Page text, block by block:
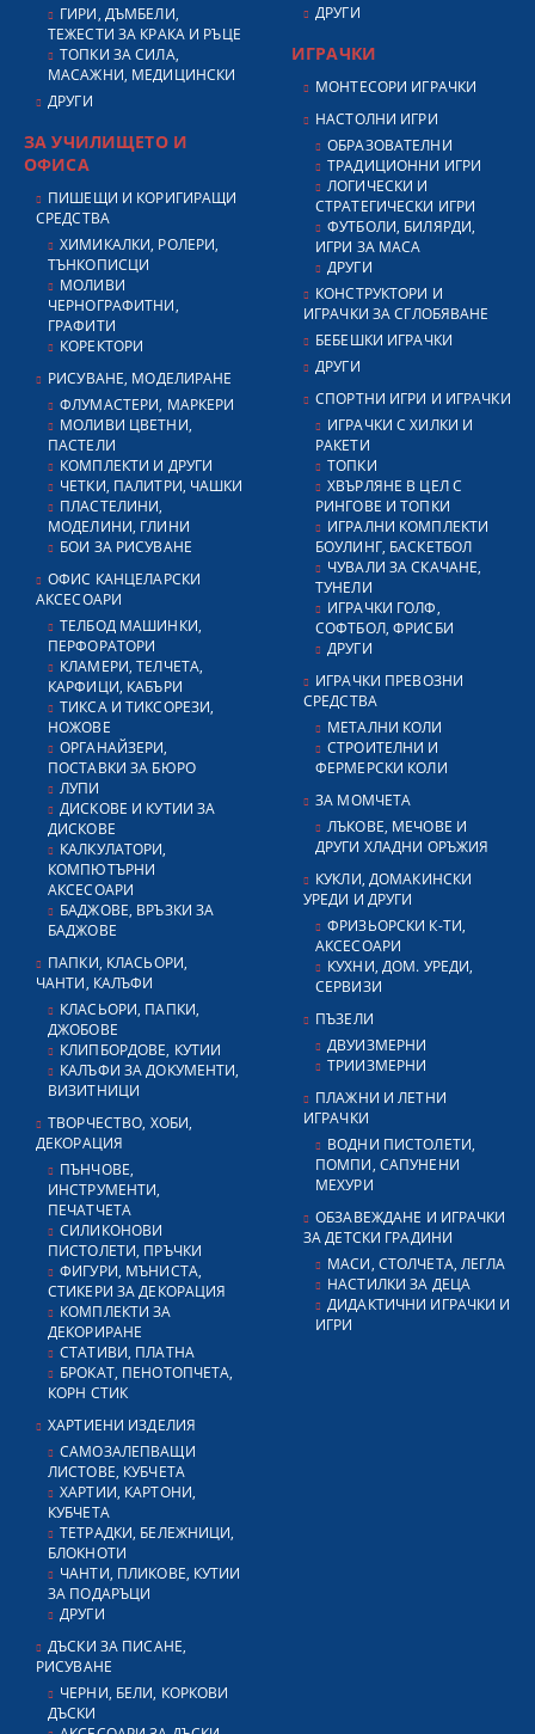
ГИРИ, ДЪМБЕЛИ,
ТЕЖЕСТИ ЗА КРАКА И РЪЦЕ
ТОПКИ ЗА СИЛА,
МАСАЖНИ, МЕДИЦИНСКИ
ДРУГИ
ЗА УЧИЛИЩЕТО И
ОФИСА
ПИШЕЩИ И КОРИГИРАЩИ
СРЕДСТВА
ХИМИКАЛКИ, РОЛЕРИ,
ТЪНКОПИСЦИ
МОЛИВИ
ЧЕРНОГРАФИТНИ,
ГРАФИТИ
КОРЕКТОРИ
РИСУВАНЕ, МОДЕЛИРАНЕ
ФЛУМАСТЕРИ, МАРКЕРИ
МОЛИВИ ЦВЕТНИ,
ПАСТЕЛИ
КОМПЛЕКТИ И ДРУГИ
ЧЕТКИ, ПАЛИТРИ, ЧАШКИ
ПЛАСТЕЛИНИ,
МОДЕЛИНИ, ГЛИНИ
БОИ ЗА РИСУВАНЕ
ОФИС КАНЦЕЛАРСКИ
АКСЕСОАРИ
ТЕЛБОД МАШИНКИ,
ПЕРФОРАТОРИ
КЛАМЕРИ, ТЕЛЧЕТА,
КАРФИЦИ, КАБЪРИ
ТИКСА И ТИКСОРЕЗИ,
НОЖОВЕ
ОРГАНАЙЗЕРИ,
ПОСТАВКИ ЗА БЮРО
ЛУПИ
ДИСКОВЕ И КУТИИ ЗА
ДИСКОВЕ
КАЛКУЛАТОРИ,
КОМПЮТЪРНИ
АКСЕСОАРИ
БАДЖОВЕ, ВРЪЗКИ ЗА
БАДЖОВЕ
ПАПКИ, КЛАСЬОРИ,
ЧАНТИ, КАЛЪФИ
КЛАСЬОРИ, ПАПКИ,
ДЖОБОВЕ
КЛИПБОРДОВЕ, КУТИИ
КАЛЪФИ ЗА ДОКУМЕНТИ,
ВИЗИТНИЦИ
ТВОРЧЕСТВО, ХОБИ,
ДЕКОРАЦИЯ
ПЪНЧОВЕ,
ИНСТРУМЕНТИ,
ПЕЧАТЧЕТА
СИЛИКОНОВИ
ПИСТОЛЕТИ, ПРЪЧКИ
ФИГУРИ, МЪНИСТА,
СТИКЕРИ ЗА ДЕКОРАЦИЯ
КОМПЛЕКТИ ЗА
ДЕКОРИРАНЕ
СТАТИВИ, ПЛАТНА
БРОКАТ, ПЕНОТОПЧЕТА,
КОРН СТИК
ХАРТИЕНИ ИЗДЕЛИЯ
САМОЗАЛЕПВАЩИ
ЛИСТОВЕ, КУБЧЕТА
ХАРТИИ, КАРТОНИ,
КУБЧЕТА
ТЕТРАДКИ, БЕЛЕЖНИЦИ,
БЛОКНОТИ
ЧАНТИ, ПЛИКОВЕ, КУТИИ
ЗА ПОДАРЪЦИ
ДРУГИ
ДЪСКИ ЗА ПИСАНЕ,
РИСУВАНЕ
ЧЕРНИ, БЕЛИ, КОРКОВИ
ДЪСКИ
ДРУГИ
ИГРАЧКИ
МОНТЕСОРИ ИГРАЧКИ
НАСТОЛНИ ИГРИ
ОБРАЗОВАТЕЛНИ
ТРАДИЦИОННИ ИГРИ
ЛОГИЧЕСКИ И
СТРАТЕГИЧЕСКИ ИГРИ
ФУТБОЛИ, БИЛЯРДИ,
ИГРИ ЗА МАСА
ДРУГИ
КОНСТРУКТОРИ И
ИГРАЧКИ ЗА СГЛОБЯВАНЕ
БЕБЕШКИ ИГРАЧКИ
ДРУГИ
СПОРТНИ ИГРИ И ИГРАЧКИ
ИГРАЧКИ С ХИЛКИ И
РАКЕТИ
ТОПКИ
ХВЪРЛЯНЕ В ЦЕЛ С
РИНГОВЕ И ТОПКИ
ИГРАЛНИ КОМПЛЕКТИ
БОУЛИНГ, БАСКЕТБОЛ
ЧУВАЛИ ЗА СКАЧАНЕ,
ТУНЕЛИ
ИГРАЧКИ ГОЛФ,
СОФТБОЛ, ФРИСБИ
ДРУГИ
ИГРАЧКИ ПРЕВОЗНИ
СРЕДСТВА
МЕТАЛНИ КОЛИ
СТРОИТЕЛНИ И
ФЕРМЕРСКИ КОЛИ
ЗА МОМЧЕТА
ЛЪКОВЕ, МЕЧОВЕ И
ДРУГИ ХЛАДНИ ОРЪЖИЯ
КУКЛИ, ДОМАКИНСКИ
УРЕДИ И ДРУГИ
ФРИЗЬОРСКИ К-ТИ,
АКСЕСОАРИ
КУХНИ, ДОМ. УРЕДИ,
СЕРВИЗИ
ПЪЗЕЛИ
ДВУИЗМЕРНИ
ТРИИЗМЕРНИ
ПЛАЖНИ И ЛЕТНИ
ИГРАЧКИ
ВОДНИ ПИСТОЛЕТИ,
ПОМПИ, САПУНЕНИ
МЕХУРИ
ОБЗАВЕЖДАНЕ И ИГРАЧКИ
ЗА ДЕТСКИ ГРАДИНИ
МАСИ, СТОЛЧЕТА, ЛЕГЛА
НАСТИЛКИ ЗА ДЕЦА
ДИДАКТИЧНИ ИГРАЧКИ И
ИГРИ